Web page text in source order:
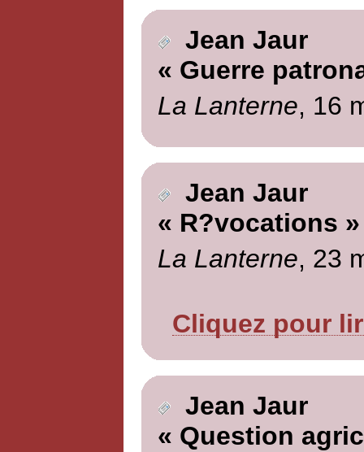
Jean Jaur
« Guerre
La Lanterne, 16
Jean Jaur
« R?vocations »
La Lanterne, 23
Cliquez pour
Jean Jaur
« Question